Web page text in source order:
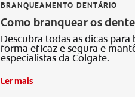
BRANQUEAMENTO DENTÁRIO
Como branquear os
Descubra todas as dicas
forma eficaz e segura e
especialistas da Colgate.
Ler mais